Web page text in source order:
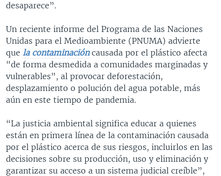
desaparece”.
Un reciente informe del Programa de las Naciones
Unidas para el Medioambiente (PNUMA) advierte
que la contaminación causada por el plástico afecta
"de forma desmedida a comunidades marginadas y
vulnerables”, al provocar deforestación,
desplazamiento o polución del agua potable, más
aún en este tiempo de pandemia.
“La justicia ambiental significa educar a quienes
están en primera línea de la contaminación causada
por el plástico acerca de sus riesgos, incluirlos en las
decisiones sobre su producción, uso y eliminación y
garantizar su acceso a un sistema judicial creíble”,